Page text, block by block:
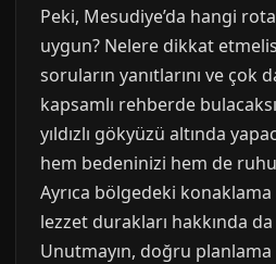
Peki, Mesudiye’da hangi
uygun? Nelere dikkat
soruların yanıtlarını ve çok
kapsamlı rehberde
yıldızlı gökyüzü altında
hem bedeninizi hem de
Ayrıca bölgedeki
lezzet durakları hakkında
Unutmayın, doğru